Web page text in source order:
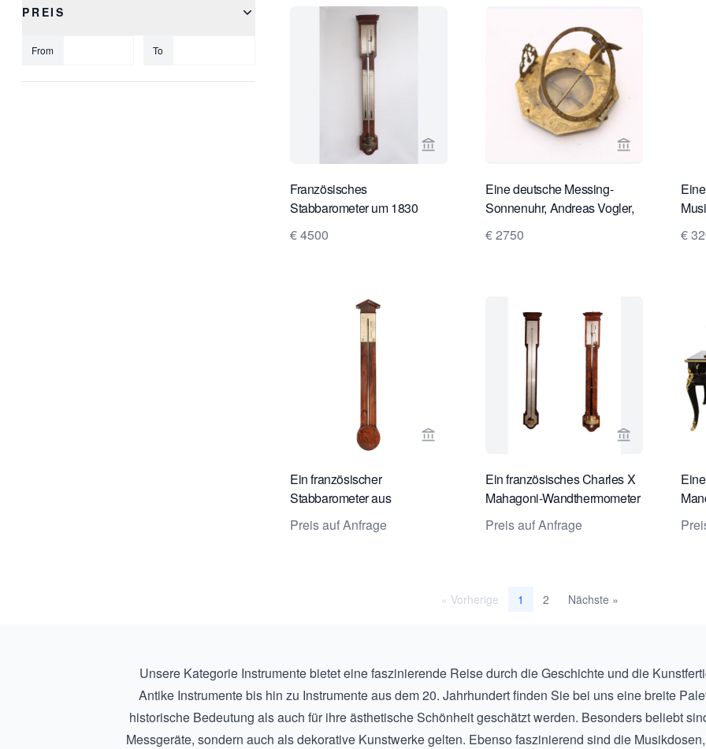
PREIS
From To
Verkaeuferseite von Van Dreven Antique Clocks
Französisches
Stabbarometer um 1830
signiert Vincent CHEVALIER
ainé, Paris
€ 4500
Eine deutsche Messing-
Sonnenuhr, Andreas Vogler,
ca. 1740
€ 2750 €
Verkaeuferseite von Toebosch Antiques ansehen
Ein französischer
Stabbarometer aus
Rosenholz, von Adams, ca.
1830
Preis auf Anfrage
Ein französisches Charles X
Mahagoni-Wandthermometer
und Barometer (ein Paar),
von Lerebours, ca. 1835.
Preis auf Anfrage
« Vorherige 1 2 Nächste »
Unsere Kategorie Instrumente bietet eine faszinierende Reise durch die Geschichte und die
Antike Instrumentebis hin zu Instrumente aus dem 20. Jahrhundertfinden Sie bei uns eine breite
historische Bedeutung als auch für ihre ästhetische Schönheit geschätzt werden. Besonders beliebt
Messgeräte, sondern auch als dekorative Kunstwerke gelten. Ebenso faszinierend sind die Musikdosen